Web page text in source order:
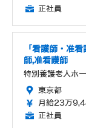
正社員
「看護師・准
師,准看護師
特別養護老人ホ
東京都
月給23万
正社員